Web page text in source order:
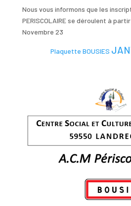
Nous vous informons que les
PERISCOLAIRE se déroulent à
Novembre 23
Plaquette BOUSIES